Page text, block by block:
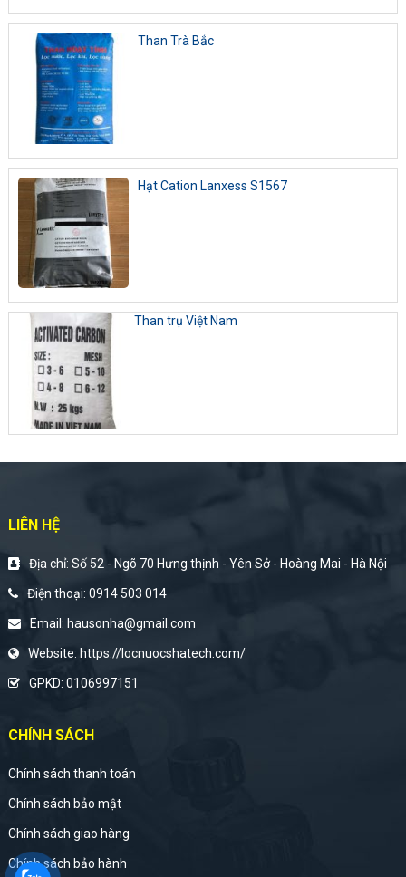
Than Trà Bắc
Hạt Cation Lanxess S1567
Than trụ Việt Nam
LIÊN HỆ
Địa chỉ: Số 52 - Ngõ 70 Hưng thịnh - Yên Sở - Hoàng Mai - Hà Nội
Điện thoại:0914 503 014
Email:hausonha@gmail.com
Website:https://locnuocshatech.com/
GPKD: 0106997151
CHÍNH SÁCH
Chính sách thanh toán
Chính sách bảo mật
Chính sách giao hàng
Chính sách bảo hành